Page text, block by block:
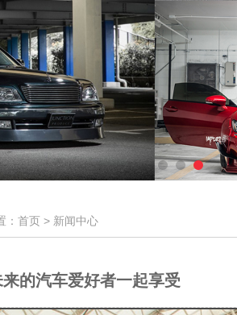
：首页 > 新闻中心
的汽车爱好者一起享受